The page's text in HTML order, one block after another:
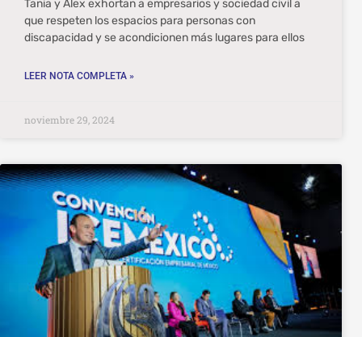
Tania y Alex exhortan a empresarios y sociedad civil a
que respeten los espacios para personas con
discapacidad y se acondicionen más lugares para ellos
LEER NOTA COMPLETA »
noviembre 29, 2024